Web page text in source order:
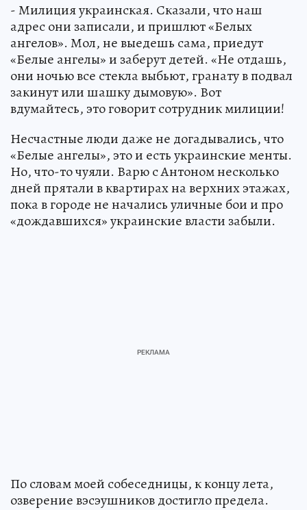
- Милиция украинская. Сказали, что наш
адрес они записали, и пришлют «Белых
ангелов». Мол, не выедешь сама, приедут
«Белые ангелы» и заберут детей. «Не отдашь,
они ночью все стекла выбьют, гранату в подвал
закинут или шашку дымовую». Вот
вдумайтесь, это говорит сотрудник милиции!
Несчастные люди даже не догадывались, что
«Белые ангелы», это и есть украинские менты.
Но, что-то чуяли. Варю с Антоном несколько
дней прятали в квартирах на верхних этажах,
пока в городе не начались уличные бои и про
«дождавшихся» украинские власти забыли.
По словам моей собеседницы, к концу лета,
озверение вэсэушников достигло предела.